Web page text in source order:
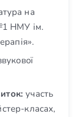
на
НМУ ім.
участь
класах,